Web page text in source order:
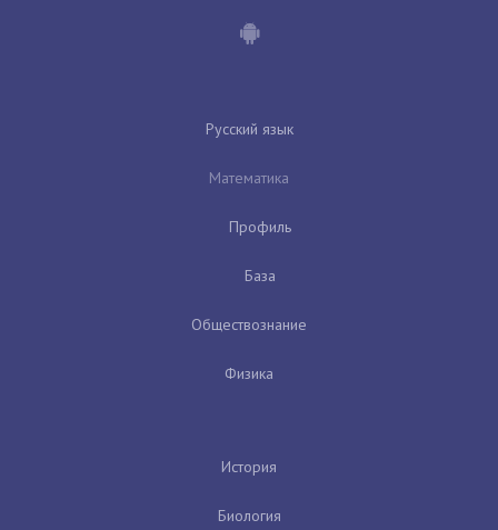
Русский язык
Математика
Профиль
База
Обществознание
Физика
История
Биология